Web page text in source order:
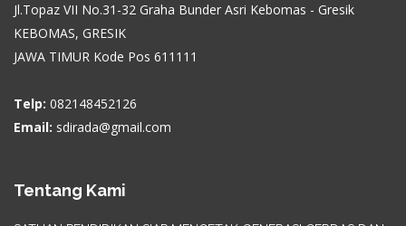
Jl.Topaz VII No.31-32 Graha Bunder Asri Kebomas - Gresik
KEBOMAS, GRESIK
JAWA TIMUR Kode Pos 611111
Telp: 082148452126
Email: sdirada@gmail.com
Tentang Kami